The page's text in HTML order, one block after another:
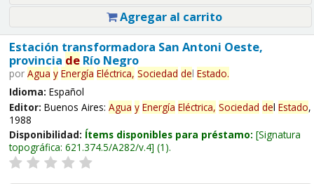
Agregar al carrito
Estación transformadora San Antoni Oeste,
provincia deRío Negro
por Agua y Energía Eléctrica, Sociedad del Estado.
Idioma: Español
Editor: Buenos Aires: Agua y Energía Eléctrica, Sociedad del Estado,
1988
Disponibilidad: Ítems disponibles para préstamo: Signatura
topográfica: 621.374.5/A282/v.4 (1).